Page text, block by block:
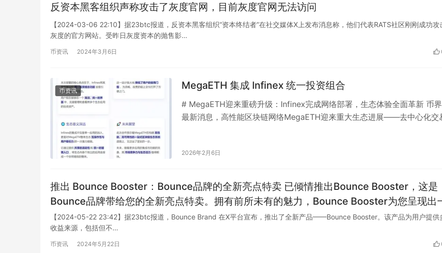
反资本黑客组织声称攻击了灰度官网，目前灰度官网无法访问
【2024-03-06 22:10】据23btc报道，反资本黑客组织“资本终结者”在社交媒体X上发布消息称，他们代表RATS社区刚刚成功攻
灰度的官方网站。受昨日灰度资本的抛售影…
币资讯 2024年3月6日
币资讯 MegaETH 集成 Infinex 统一投资组合
# MegaETH迎来重磅升级：Infinex完成网络部署，生态体验全面革新 币
最新消息，高性能区块链网络MegaETH迎来重大生态进展——去中心化交
2026年2月6日
推出 Bounce Booster：Bounce品牌的全新亮点特卖 已倾情推出Bounce Booster，这是
Bounce品牌带给您的全新亮点特卖。拥有前所未有的魅力，Bounce Booster为您呈现出
种绝无仅有的吸引力。 我们独身呈现给您的Bounce Booster，源自广大用户的宝贵反馈，经
过精心调配和独特研发，确保为您带来最佳产品体验。富含令人陶醉的原创配方，瞬间将
沐浴体验提升到新的层次。 Bounce Booster独创的配方不仅具有卓越的洁净效果，更为重要
【2024-05-22 23:42】据23btc报道，Bounce Brand 在X平台宣布，推出了全新产品——Bounce Booster。该产品为用户提供
收益来源，包括但不…
币资讯 2024年5月22日